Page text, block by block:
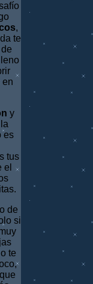
,
te
en
y
es
tus
el
de
si
te